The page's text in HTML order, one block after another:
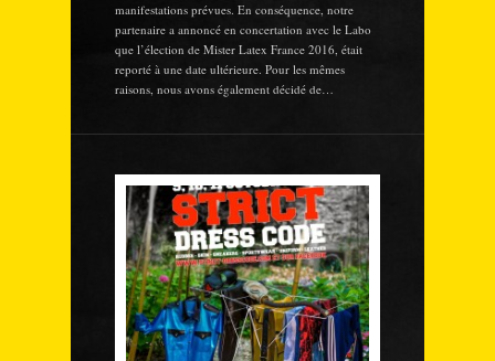
manifestations prévues. En conséquence, notre
partenaire a annoncé en concertation avec le Labo
que l’élection de Mister Latex France 2016, était
reporté à une date ultérieure. Pour les mêmes
raisons, nous avons également décidé de…